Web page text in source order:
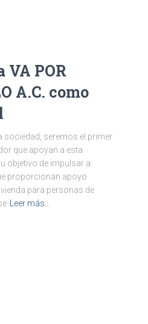
VA POR
A.C. como
seremos el primer
que apoyan a esta
objetivo de impulsar a
proporcionan apoyo
para personas de
Leer más…